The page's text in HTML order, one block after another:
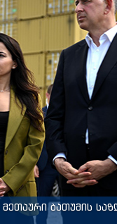
ბათუმის